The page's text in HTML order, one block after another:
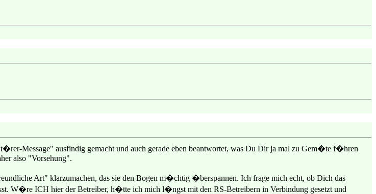
Message" ausfindig gemacht und auch gerade eben beantwortet, was Du Dir ja mal zu Gem�te f�hren
also "Vorsehung".
Art" klarzumachen, das sie den Bogen m�chtig �berspannen. Ich frage mich echt, ob Dich das
W�re ICH hier der Betreiber, h�tte ich mich l�ngst mit den RS-Betreibern in Verbindung gesetzt und